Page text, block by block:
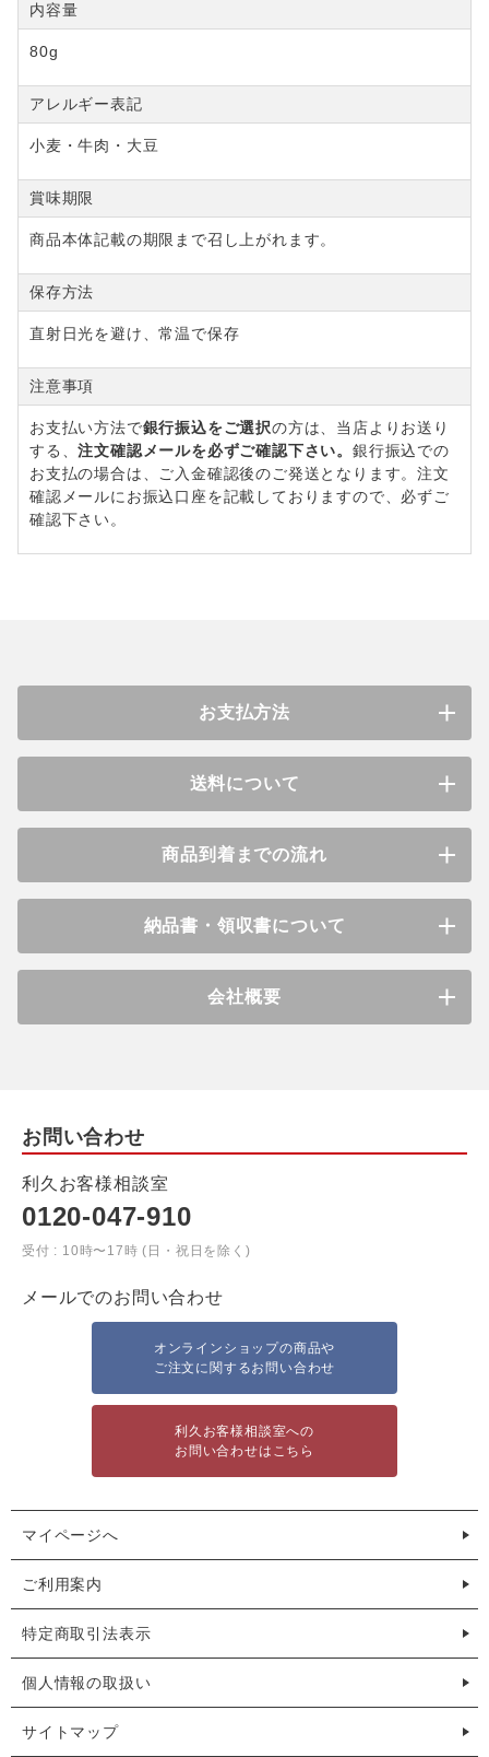
内容量
80g
アレルギー表記
小麦・牛肉・大豆
賞味期限
商品本体記載の期限まで召し上がれます。
保存方法
直射日光を避け、常温で保存
注意事項
お支払い方法で銀行振込をご選択の方は、当店よりお送り
する、注文確認メールを必ずご確認下さい。銀行振込での
お支払の場合は、ご入金確認後のご発送となります。注文
確認メールにお振込口座を記載しておりますので、必ずご
確認下さい。
お支払方法
送料について
商品到着までの流れ
納品書・領収書について
会社概要
お問い合わせ
利久お客様相談室
0120-047-910
受付 : 10時〜17時 (日・祝日を除く)
メールでのお問い合わせ
オンラインショップの商品や
ご注文に関するお問い合わせ
利久お客様相談室への
お問い合わせはこちら
マイページへ
ご利用案内
特定商取引法表示
個人情報の取扱い
サイトマップ